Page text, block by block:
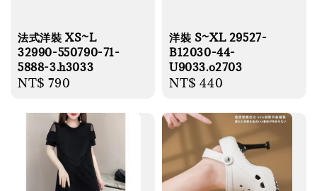
法式洋裝 XS~L
32990-550790-71-
5888-3.h3033
Regular
NT$ 790
洋裝 S~XL 29527-
B12030-44-
U9033.o2703
Regular
NT$ 440